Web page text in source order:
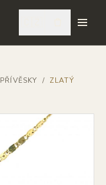
PŘÍVĚSKY / ZLATÝ